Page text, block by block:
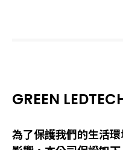
GREEN
為了保護我們的生活